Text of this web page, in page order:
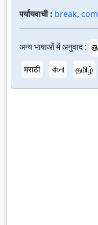
पर्यायवाची : break,
अन्य भाषाओं में अनुवाद :
मराठी
বাংলা தமிழ்